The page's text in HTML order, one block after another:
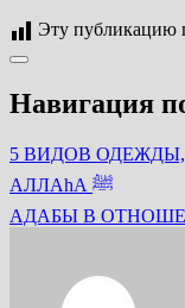
Эту публикацию
Навигация
5 ВИДОВ
АЛЛАhА ﷺ
АДАБЫ В